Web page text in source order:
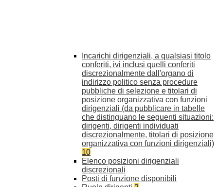
Incarichi dirigenziali, a qualsiasi titolo
conferiti, ivi inclusi quelli conferiti
discrezionalmente dall'organo di
indirizzo politico senza procedure
pubbliche di selezione e titolari di
posizione organizzativa con funzioni
dirigenziali (da pubblicare in tabelle
che distinguano le seguenti situazioni:
dirigenti, dirigenti individuati
discrezionalmente, titolari di posizione
organizzativa con funzioni dirigenziali)
10
Elenco posizioni dirigenziali
discrezionali
Posti di funzione disponibili